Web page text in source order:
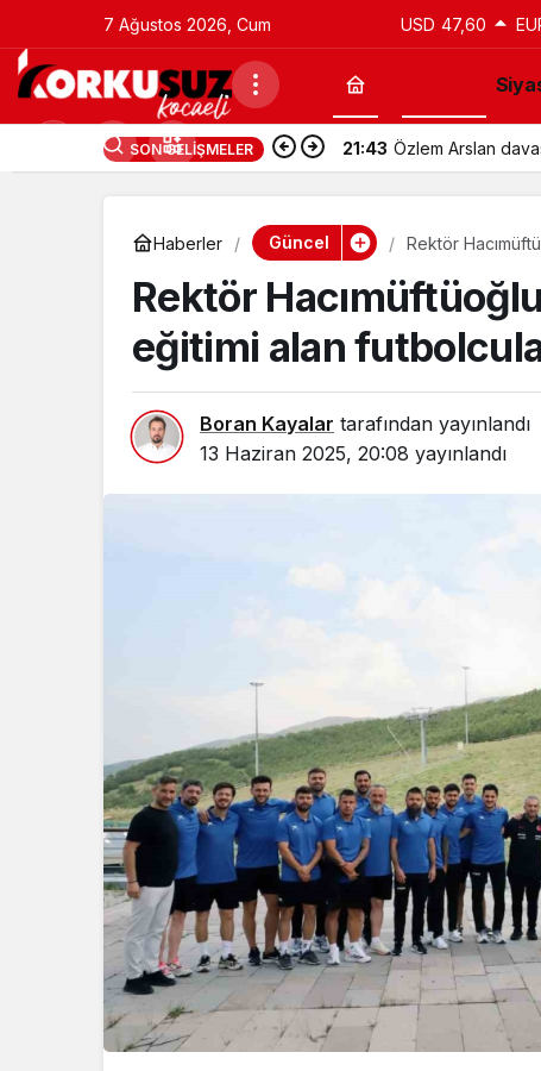
7 Ağustos 2026, Cum USD 47,60
SON GELIŞMELER 21:43 Utku Caner
Haberler Güncel
Rektör
Rektör
eğitimi alan
Boran Kayalar tarafından yayınlandı
13 Haziran 2025, 20:08 yayınlandı